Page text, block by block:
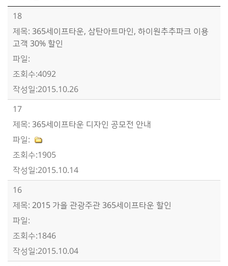
365커뮤니티>새소식>새소식 목록 - 번호, 제목, 파일, 조회수, 작성일정보 제공
18
365세이프타운, 삼탄아트마인, 하이원추추파크 이용
고객 30% 할인
4092
2015.10.26
17
365세이프타운 디자인 공모전 안내
1905
2015.10.14
16
2015 가을 관광주관 365세이프타운 할인
1846
2015.10.04